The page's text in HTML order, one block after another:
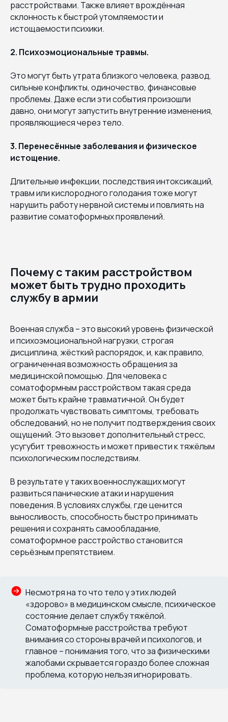
расстройствами. Также влияет врождённая
склонность к быстрой утомляемости и
истощаемости психики.
2. Психоэмоциональные травмы.
Это могут быть утрата близкого человека, развод,
сильные конфликты, одиночество, финансовые
проблемы. Даже если эти события произошли
давно, они могут запустить внутренние изменения,
проявляющиеся через тело.
3. Перенесённые заболевания и физическое
истощение.
Длительные инфекции, последствия интоксикаций,
травм или кислородного голодания тоже могут
нарушить работу нервной системы и повлиять на
развитие соматоформных проявлений.
Почему с таким расстройством
может быть трудно проходить
службу в армии
Военная служба – это высокий уровень физической
и психоэмоциональной нагрузки, строгая
дисциплина, жёсткий распорядок, и, как правило,
ограниченная возможность обращения за
медицинской помощью. Для человека с
соматоформным расстройством такая среда
может быть крайне травматичной. Он будет
продолжать чувствовать симптомы, требовать
обследований, но не получит подтверждения своих
ощущений. Это вызовет дополнительный стресс,
усугубит тревожность и может привести к тяжёлым
психологическим последствиям.
В результате у таких военнослужащих могут
развиться панические атаки и нарушения
поведения. В условиях службы, где ценится
выносливость, способность быстро принимать
решения и сохранять самообладание,
соматоформное расстройство становится
серьёзным препятствием.
Несмотря на то что тело у этих людей
«здорово» в медицинском смысле, психическое
состояние делает службу тяжёлой.
Соматоформные расстройства требуют
внимания со стороны врачей и психологов, и
главное – понимания того, что за физическими
жалобами скрывается гораздо более сложная
проблема, которую нельзя игнорировать.